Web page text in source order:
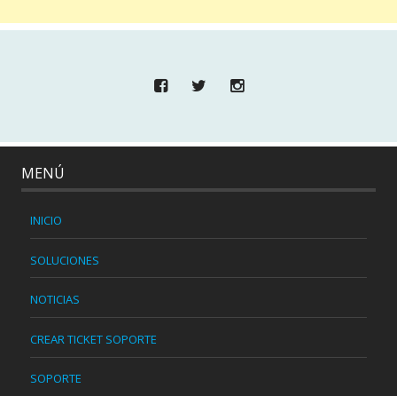
MENÚ
INICIO
SOLUCIONES
NOTICIAS
CREAR TICKET SOPORTE
SOPORTE